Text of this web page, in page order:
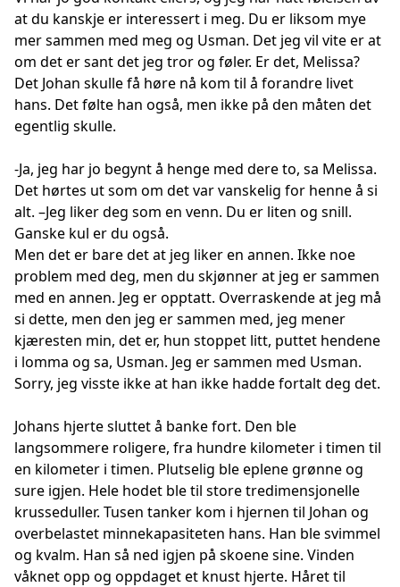
at du kanskje er interessert i meg. Du er liksom mye
mer sammen med meg og Usman. Det jeg vil vite er at
om det er sant det jeg tror og føler. Er det, Melissa?
Det Johan skulle få høre nå kom til å forandre livet
hans. Det følte han også, men ikke på den måten det
egentlig skulle.
-Ja, jeg har jo begynt å henge med dere to, sa Melissa.
Det hørtes ut som om det var vanskelig for henne å si
alt. –Jeg liker deg som en venn. Du er liten og snill.
Ganske kul er du også.
Men det er bare det at jeg liker en annen. Ikke noe
problem med deg, men du skjønner at jeg er sammen
med en annen. Jeg er opptatt. Overraskende at jeg må
si dette, men den jeg er sammen med, jeg mener
kjæresten min, det er, hun stoppet litt, puttet hendene
i lomma og sa, Usman. Jeg er sammen med Usman.
Sorry, jeg visste ikke at han ikke hadde fortalt deg det.
Johans hjerte sluttet å banke fort. Den ble
langsommere roligere, fra hundre kilometer i timen til
en kilometer i timen. Plutselig ble eplene grønne og
sure igjen. Hele hodet ble til store tredimensjonelle
krusseduller. Tusen tanker kom i hjernen til Johan og
overbelastet minnekapasiteten hans. Han ble svimmel
og kvalm. Han så ned igjen på skoene sine. Vinden
våknet opp og oppdaget et knust hjerte. Håret til